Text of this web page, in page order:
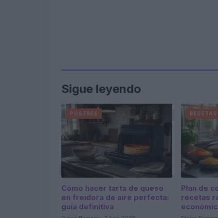
Sigue leyendo
POSTRES
Cómo hacer tarta de queso
en freidora de aire perfecta:
guía definitiva
RECETAS
Plan de
recetas